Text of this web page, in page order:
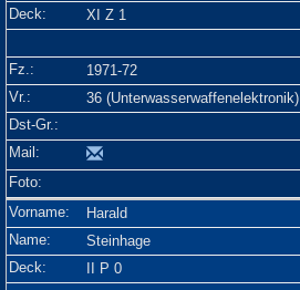
XI Z 1
1971-72
36 (Unterwasserwaffenelektronik)
Harald
Steinhage
II P 0